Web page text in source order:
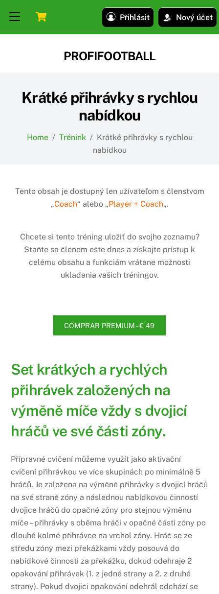
Přihlásit Nový účet
Menu
PROFIFOOTBALL
Krátké přihrávky s rychlou
nabídkou
Home / Trénink / Krátké přihrávky s rychlou
nabídkou
Tento obsah je dostupný len užívateľom s členstvom
„Coach“ alebo „Player + Coach„.
Chcete si tento tréning uložiť do svojho zoznamu?
Staňte sa členom ešte dnes a získajte prístup k
celému obsahu a funkciám vrátane možnosti
ukladania vašich tréningov.
COMPRAR PREMIUM - € 49
Set krátkých a rychlých
přihrávek založených na
výměně míče vždy s dvojicí
hráčů ve své části zóny.
Přípravné cvičení můžeme využít jako aktivační
cvičení přihrávkou ve více skupinách po minimálně 5
hráčů. Je založena na výměně přihrávky s dvojicí hráčů
na své straně zóny a následnou nabídkovou činností
dvojice hráčů do opačné zóny pro stejnou výměnu
míče – přihrávky s oběma hráči v opačné části zóny po
dlouhé kolmé přihrávce na vrchol zóny. Hráč se ze
středu zóny mezi překážkami vždy posouvá do
nabídkové činnosti za překážku, dokud odehraje 2
opakování přihrávek (1. z jedné strany a 2. z druhé
strany). Pokud dvojici opakování odehrál odchází se